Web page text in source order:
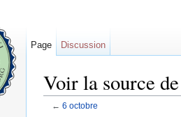
Voir la source
← 6 octobre
Page Discussion